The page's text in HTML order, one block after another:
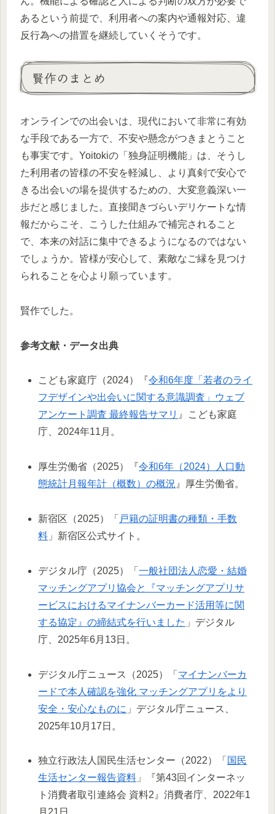
あるという前提で、利用者への案内や通報対応、違
反行為への措置を継続していくそうです。
賢作のまとめ
オンラインでの出会いは、現代において非常に有効
な手段である一方で、不安や懸念がつきまとうこと
も事実です。Yoitokiの「独身証明機能」は、そうし
た利用者の皆様の不安を軽減し、より真剣で安心で
きる出会いの場を提供するための、大変意義深い一
歩だと感じました。直接聞きづらいデリケートな情
報だからこそ、こうした仕組みで補完されること
で、本来の対話に集中できるようになるのではない
でしょうか。皆様が安心して、素敵なご縁を見つけ
られることを心より願っています。
賢作でした。
参考文献・データ出典
こども家庭庁（2024）『令和6年度「若者のライ
フデザインや出会いに関する意識調査」ウェブ
アンケート調査 最終報告サマリ 』こども家庭
庁、2024年11月。
厚生労働省（2025）『令和6年（2024）人口動
態統計月報年計（概数）の概況 』厚生労働省。
新宿区（2025）「 戸籍の証明書の種類・手数
料 」新宿区公式サイト。
デジタル庁（2025）「一般社団法人恋愛・結婚
マッチングアプリ協会と『マッチングアプリサ
ービスにおけるマイナンバーカード活用等に関
する協定』の締結式を行いました 」デジタル
庁、2025年6月13日。
デジタル庁ニュース（2025）「 マイナンバーカ
ードで本人確認を強化 マッチングアプリをより
安全・安心なものに 」デジタル庁ニュース、
2025年10月17日。
独立行政法人国民生活センター（2022）「 国民
生活センター報告資料 」『第43回インターネッ
ト消費者取引連絡会 資料2』消費者庁、2022年1